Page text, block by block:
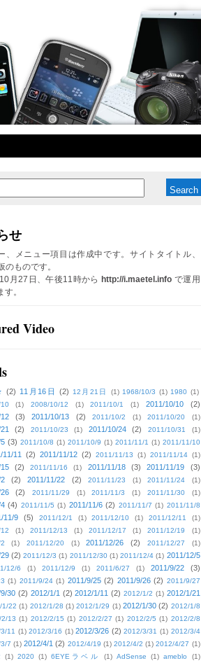
せ
、メニュー項目は作成中です。サイトタイトル、
のものです。
月27日、午後11時から http://i.maetel.info で運用
す。
Video
(2) 11月16日 (2) 12月21日 (1) 1968/10/3 (1) 1980 (1)
(1) 2008/10/12 (1) 2011/10/1 (1) 2011/10/10
(2)
(3) 2011/10/13 (2) 2011/10/2 (1) 2011/10/20 (1)
(2) 2011/10/23 (1) 2011/10/24 (2) 2011/10/31 (1)
(3) 2011/10/8 (1) 2011/10/9 (1) 2011/11/1 (1) 2011/11/10
11/11 (2) 2011/11/12 (2) 2011/11/13 (1) 2011/11/14 (1)
(2) 2011/11/16 (1) 2011/11/18 (3) 2011/11/19
(3)
(2) 2011/11/22 (2) 2011/11/23 (1) 2011/11/24 (1)
(2) 2011/11/29 (1) 2011/11/3 (1) 2011/11/30 (1)
(4) 2011/11/5 (1) 2011/11/6 (2) 2011/11/7 (1) 2011/11/8
11/9 (5) 2011/12/1 (1) 2011/12/10 (1) 2011/12/11
(1)
(1) 2011/12/13 (1) 2011/12/17 (1) 2011/12/19
(1)
(1) 2011/12/20 (1) 2011/12/26 (2) 2011/12/27 (1)
(2) 2011/12/3 (1) 2011/12/30 (1) 2011/12/4 (1) 2011/12/5
12/6 (1) 2011/12/9 (1) 2011/6/27 (1) 2011/9/22 (3)
(1) 2011/9/24 (1) 2011/9/25 (2) 2011/9/26 (2) 2011/9/27
30 (2) 2012/1/1 (2) 2012/1/11 (2) 2012/1/2 (1) 2012/1/21
1/22 (1) 2012/1/28 (1) 2012/1/29 (1) 2012/1/30 (2) 2012/1/8
13 (1) 2012/2/15 (1) 2012/2/27 (1) 2012/2/5 (1) 2012/2/8
11 (1) 2012/3/16 (1) 2012/3/26 (2) 2012/3/31 (1) 2012/3/4
7 (1) 2012/4/1 (2) 2012/4/19 (1) 2012/4/2 (1) 2012/4/27 (1)
(1) 2020 (1) 6EYEラベル (1) AdSense (1) ameblo
(1)